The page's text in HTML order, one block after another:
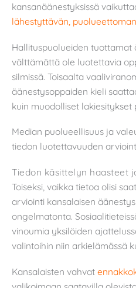
kansanäänestyksissä
lähestyttävän,
Hallituspuolueiden tuottamat
välttämättä ole luotettavia
silmissä. Toisaalta
äänestysoppaiden kieli
kuin muodolliset lakiesitykset
Median puolueellisuus ja
tiedon luotettavuuden
Tiedon käsittelyn haasteet
Toiseksi, vaikka tietoa olisi
arviointi kansalaisen
ongelmatonta.
vinoumia yksilöiden
valintoihin niin arkielämässä
Kansalaisten vahvat